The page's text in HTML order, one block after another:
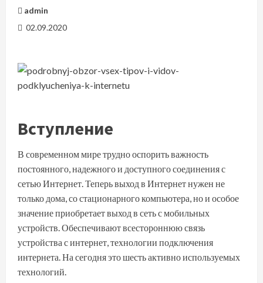
admin
02.09.2020
Вступление
В современном мире трудно оспорить важность
постоянного, надежного и доступного соединения с
сетью Интернет. Теперь выход в Интернет нужен не
только дома, со стационарного компьютера, но и особое
значение приобретает выход в сеть с мобильных
устройств. Обеспечивают всестороннюю связь
устройства с интернет, технологии подключения
интернета. На сегодня это шесть активно используемых
технологий.